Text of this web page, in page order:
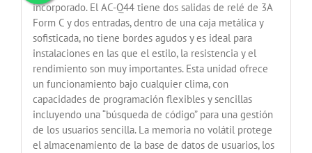
incorporado. El AC-Q44 tiene dos salidas de relé de 3A
Form C y dos entradas, dentro de una caja metálica y
sofisticada, no tiene bordes agudos y es ideal para
instalaciones en las que el estilo, la resistencia y el
rendimiento son muy importantes. Esta unidad ofrece
un funcionamiento bajo cualquier clima, con
capacidades de programación flexibles y sencillas
incluyendo una “búsqueda de código” para una gestión
de los usuarios sencilla. La memoria no volátil protege
el almacenamiento de la base de datos de usuarios, los